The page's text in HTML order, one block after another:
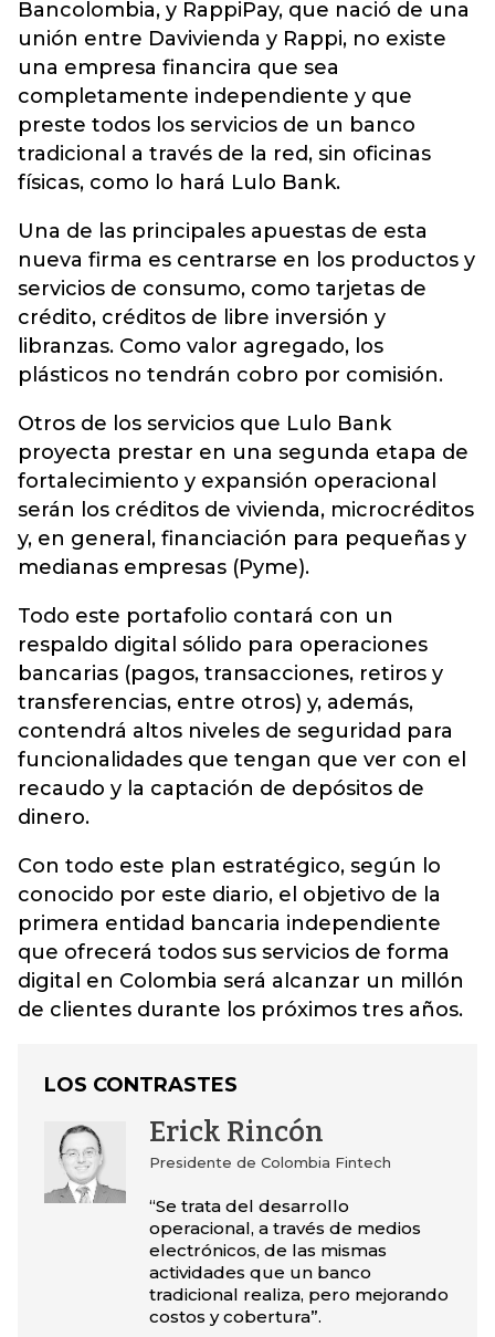
Bancolombia, y RappiPay, que nació de una
unión entre Davivienda y Rappi, no existe
una empresa financira que sea
completamente independiente y que
preste todos los servicios de un banco
tradicional a través de la red, sin oficinas
físicas, como lo hará Lulo Bank.
Una de las principales apuestas de esta
nueva firma es centrarse en los productos y
servicios de consumo, como tarjetas de
crédito, créditos de libre inversión y
libranzas. Como valor agregado, los
plásticos no tendrán cobro por comisión.
Otros de los servicios que Lulo Bank
proyecta prestar en una segunda etapa de
fortalecimiento y expansión operacional
serán los créditos de vivienda, microcréditos
y, en general, financiación para pequeñas y
medianas empresas (Pyme).
Todo este portafolio contará con un
respaldo digital sólido para operaciones
bancarias (pagos, transacciones, retiros y
transferencias, entre otros) y, además,
contendrá altos niveles de seguridad para
funcionalidades que tengan que ver con el
recaudo y la captación de depósitos de
dinero.
Con todo este plan estratégico, según lo
conocido por este diario, el objetivo de la
primera entidad bancaria independiente
que ofrecerá todos sus servicios de forma
digital en Colombia será alcanzar un millón
de clientes durante los próximos tres años.
LOS CONTRASTES
Erick Rincón
Presidente de Colombia Fintech
“Se trata del desarrollo
operacional, a través de medios
electrónicos, de las mismas
actividades que un banco
tradicional realiza, pero mejorando
costos y cobertura”.